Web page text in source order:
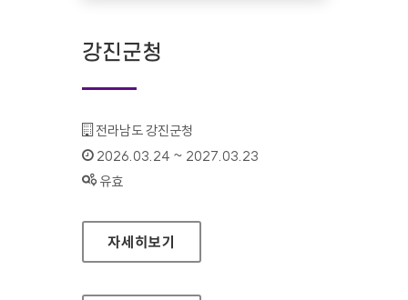
강진군청
기관명 :
전라남도 강진군청
인증기간 :
2026.03.24 ~ 2027.03.23
상태 :
유효
강진군청
자세히보기